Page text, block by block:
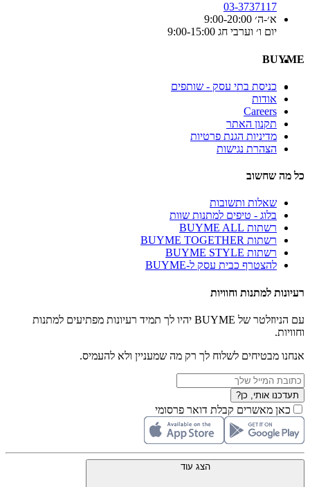
03-3737117
א׳-ה׳ 9:00-20:00
יום ו׳ וערבי חג 9:00-15:00
BUYME
כניסת בתי עסק - שותפים
אודות
Careers
תקנון האתר
מדיניות הגנת פרטיות
הצהרת נגישות
כל מה שחשוב
שאלות ותשובות
בלוג - טיפים למתנות שוות
רשתות BUYME ALL
רשתות BUYME TOGETHER
רשתות BUYME STYLE
להצטרף כבית עסק ל-BUYME
רעיונות למתנות וחוויות
עם הניוזלטר של BUYME יהיו לך תמיד רעיונות מפתיעים למתנות
וחוויות.
אנחנו מבטיחים לשלוח לך רק מה שמעניין ולא להעמיס.
תעדכנו אותי, כן?
כאן מאשרים קבלת דואר פרסומי
הצג עוד